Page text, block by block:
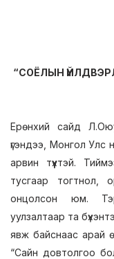
“СОЁЛЫН
Ерөнхий сайд
үгэндээ, Монгол Улс
арвин түүхтэй.
тусгаар тогтнол,
онцолсон юм.
уулзалтаар та
явж байснаас арай
“Сайн довтолгоо